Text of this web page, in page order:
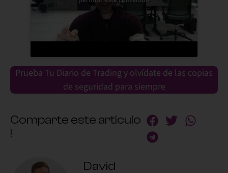
Prueba Tu Diario de Trading y olvídate de las copias
de seguridad para siempre
Comparte este articulo
!
David